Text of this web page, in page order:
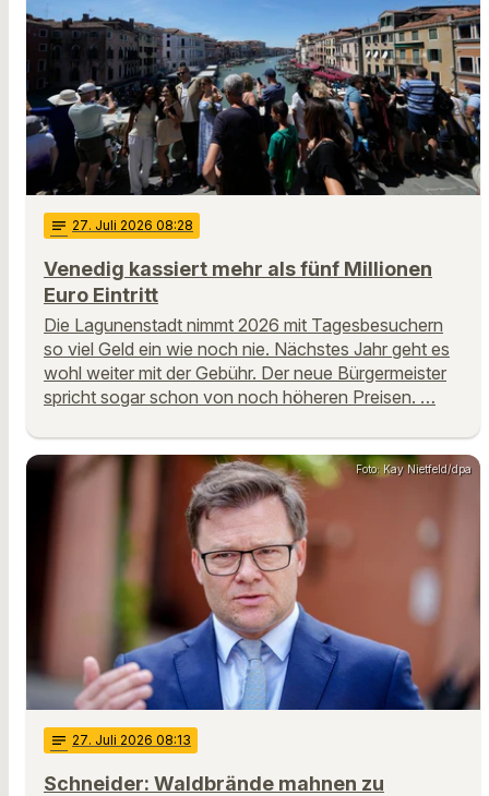
notes 27. Juli 2026 08:28
Venedig kassiert mehr als fünf Millionen
Euro Eintritt
Die Lagunenstadt nimmt 2026 mit Tagesbesuchern
so viel Geld ein wie noch nie. Nächstes Jahr geht es
wohl weiter mit der Gebühr. Der neue Bürgermeister
spricht sogar schon von noch höheren Preisen. …
Foto: Kay Nietfeld/dpa
notes 27. Juli 2026 08:13
Schneider: Waldbrände mahnen zu